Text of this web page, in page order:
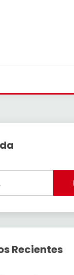
Recientes